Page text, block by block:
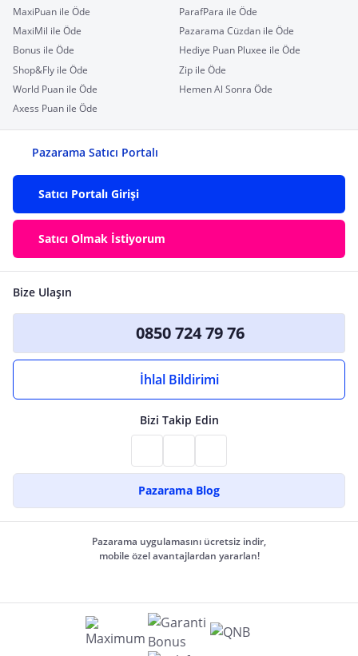
MaxiPuan ile Öde
ParafPara ile Öde
MaxiMil ile Öde
Pazarama Cüzdan ile Öde
Bonus ile Öde
Hediye Puan Pluxee ile Öde
Shop&Fly ile Öde
Zip ile Öde
World Puan ile Öde
Hemen Al Sonra Öde
Axess Puan ile Öde
Pazarama Satıcı Portalı
Satıcı Portalı Girişi
Satıcı Olmak İstiyorum
Bize Ulaşın
0850 724 79 76
İhlal Bildirimi
Bizi Takip Edin
Pazarama Blog
Pazarama uygulamasını ücretsiz indir,
mobile özel avantajlardan yararlan!